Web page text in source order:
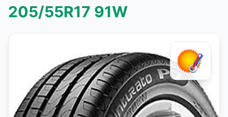
205/55R17 91W